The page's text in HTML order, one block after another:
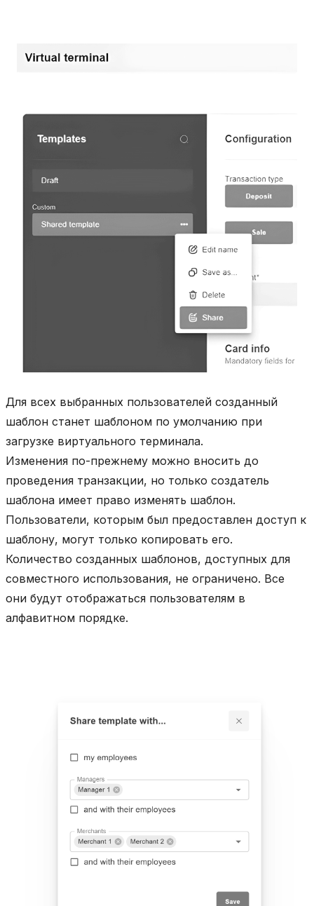
Для всех выбранных пользователей созданный
шаблон станет шаблоном по умолчанию при
загрузке виртуального терминала.
Изменения по-прежнему можно вносить до
проведения транзакции, но только создатель
шаблона имеет право изменять шаблон.
Пользователи, которым был предоставлен доступ к
шаблону, могут только копировать его.
Количество созданных шаблонов, доступных для
совместного использования, не ограничено. Все
они будут отображаться пользователям в
алфавитном порядке.